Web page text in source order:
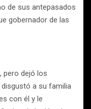
de sus antepasados
gobernador de las
pero dejó los
a su familia
con él y le